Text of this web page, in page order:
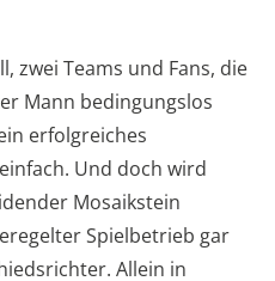
zwei Teams und Fans, die
Mann bedingungslos
erfolgreiches
Und doch wird
Mosaikstein
Spielbetrieb gar
Allein in